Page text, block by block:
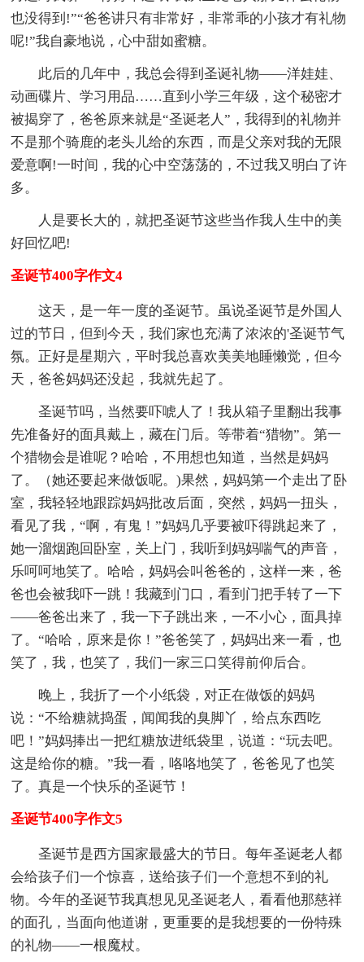
也没得到!”“爸爸讲只有非常好，非常乖的小孩才有礼物
呢!”我自豪地说，心中甜如蜜糖。
此后的几年中，我总会得到圣诞礼物——洋娃娃、
动画碟片、学习用品……直到小学三年级，这个秘密才
被揭穿了，爸爸原来就是“圣诞老人”，我得到的礼物并
不是那个骑鹿的老头儿给的东西，而是父亲对我的无限
爱意啊!一时间，我的心中空荡荡的，不过我又明白了许
多。
人是要长大的，就把圣诞节这些当作我人生中的美
好回忆吧!
圣诞节400字作文4
这天，是一年一度的圣诞节。虽说圣诞节是外国人
过的节日，但到今天，我们家也充满了浓浓的'圣诞节气
氛。正好是星期六，平时我总喜欢美美地睡懒觉，但今
天，爸爸妈妈还没起，我就先起了。
圣诞节吗，当然要吓唬人了！我从箱子里翻出我事
先准备好的面具戴上，藏在门后。等带着“猎物”。第一
个猎物会是谁呢？哈哈，不用想也知道，当然是妈妈
了。（她还要起来做饭呢。)果然，妈妈第一个走出了卧
室，我轻轻地跟踪妈妈批改后面，突然，妈妈一扭头，
看见了我，“啊，有鬼！”妈妈几乎要被吓得跳起来了，
她一溜烟跑回卧室，关上门，我听到妈妈喘气的声音，
乐呵呵地笑了。哈哈，妈妈会叫爸爸的，这样一来，爸
爸也会被我吓一跳！我藏到门口，看到门把手转了一下
——爸爸出来了，我一下子跳出来，一不小心，面具掉
了。“哈哈，原来是你！”爸爸笑了，妈妈出来一看，也
笑了，我，也笑了，我们一家三口笑得前仰后合。
晚上，我折了一个小纸袋，对正在做饭的妈妈
说：“不给糖就捣蛋，闻闻我的臭脚丫，给点东西吃
吧！”妈妈捧出一把红糖放进纸袋里，说道：“玩去吧。
这是给你的糖。”我一看，咯咯地笑了，爸爸见了也笑
了。真是一个快乐的圣诞节！
圣诞节400字作文5
圣诞节是西方国家最盛大的节日。每年圣诞老人都
会给孩子们一个惊喜，送给孩子们一个意想不到的礼
物。今年的圣诞节我真想见见圣诞老人，看看他那慈祥
的面孔，当面向他道谢，更重要的是我想要的一份特殊
的礼物——一根魔杖。